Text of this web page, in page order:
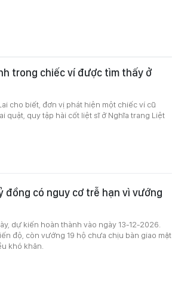
trong chiếc ví được tìm thấy ở
cho biết, đơn vị phát hiện một chiếc ví cũ
quật, quy tập hài cốt liệt sĩ ở Nghĩa trang Liệt
có nguy cơ trễ hạn vì vướng
dự kiến hoàn thành vào ngày 13-12-2026.
độ, còn vướng 19 hộ chưa chịu bàn giao mặt
khó khăn.